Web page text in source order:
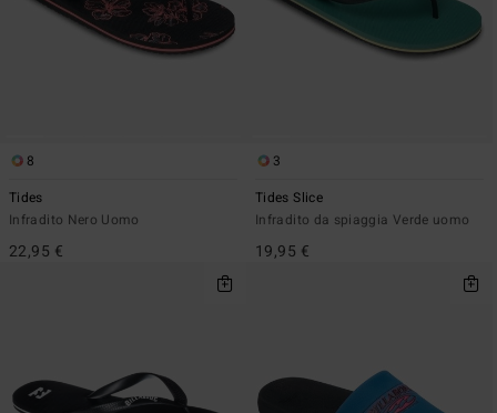
8
Tides
Infradito Nero Uomo
22,95 €
3
Tides Slice
Infradito da spiaggia Verde uomo
19,95 €